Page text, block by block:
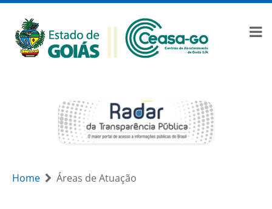
Home Áreas de Atuação